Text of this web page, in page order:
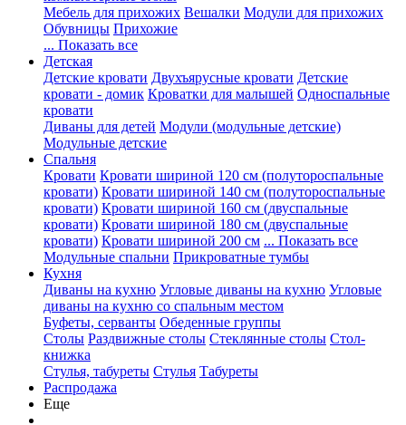
Мебель для прихожих Вешалки Модули для прихожих
Обувницы Прихожие
... Показать все
Детская
Детские кровати Двухъярусные кровати Детские
кровати - домик Кроватки для малышей Односпальные
кровати
Диваны для детей Модули (модульные детские)
Модульные детские
Спальня
Кровати Кровати шириной 120 см (полутороспальные
кровати) Кровати шириной 140 см (полутороспальные
кровати) Кровати шириной 160 см (двуспальные
кровати) Кровати шириной 180 см (двуспальные
кровати) Кровати шириной 200 см ... Показать все
Модульные спальни Прикроватные тумбы
Кухня
Диваны на кухню Угловые диваны на кухню Угловые
диваны на кухню со спальным местом
Буфеты, серванты Обеденные группы
Столы Раздвижные столы Стеклянные столы Стол-
книжка
Стулья, табуреты Стулья Табуреты
Распродажа
Еще